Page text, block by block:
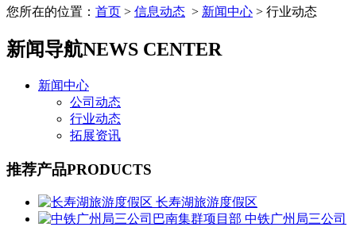
您所在的位置： 首页 > 信息动态 > 新闻中心 > 行业动态
新闻导航NEWS CENTER
新闻中心
公司动态
行业动态
拓展资讯
推荐产品PRODUCTS
长寿湖旅游度假区
中铁广州局三公司